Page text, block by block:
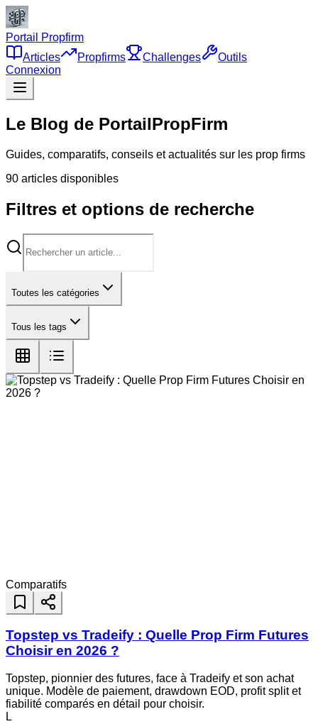
Portail Propfirm
Articles
Propfirms Challenges
Outils
Connexion
Le Blog de PortailPropFirm
Guides, comparatifs, conseils et actualités sur les prop firms
90 articles disponibles
Filtres et options de recherche
Toutes les catégories
Tous les tags
Comparatifs
Topstep vs Tradeify : Quelle Prop Firm Futures
Choisir en 2026 ?
Topstep, pionnier des futures, face à Tradeify et son achat
unique. Modèle de paiement, drawdown EOD, profit split et
fiabilité comparés en détail pour choisir.
L